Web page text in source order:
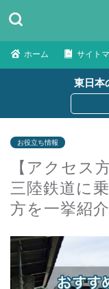
ホーム サイト
東日本
お役立ち情報
【アクセス
三陸鉄道に
方を一挙紹介